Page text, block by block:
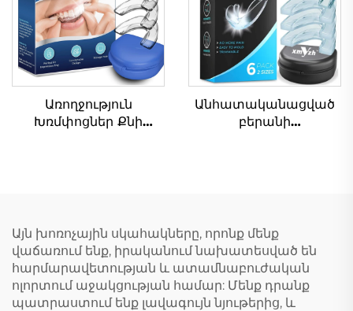
ճարպակալման և
ատամների
պաշտպանության
համար
հավաքածու՝
ատամների կծման
դեմ պաշտպանական
ծածկով
Առողջություն
Խռմփոցներ Քնի
Ռուսալույսի քնի
օգնություն Լուծում
Հակախռմփոցային
սարք Վիճակի
ժապավեն
Անհատականացված
բերանի
ծածկ՝ ատամների
պաշտպանության
համար, EVA՝ երկգույն՝
MMA և բռնցքամարտի
համար
Այն խոռոչային սկահակները, որոնք մենք
վաճառում ենք, իրականում նախատեսված են
հարմարավետության և ատամնաբուժական
ոլորտում աջակցության համար: Մենք դրանք
պատրաստում ենք լավագույն նյութերից, և